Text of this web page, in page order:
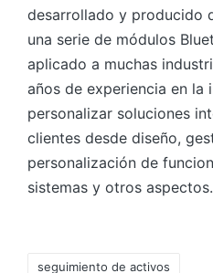
desarrollado y producido
una serie de módulos
aplicado a muchas
años de experiencia en la
personalizar soluciones
clientes desde diseño,
personalización de
sistemas y otros aspectos.
seguimiento de activos